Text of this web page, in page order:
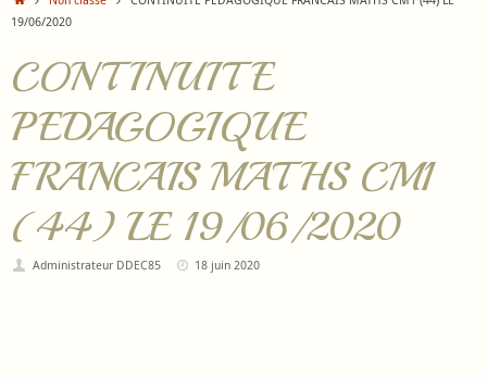
19/06/2020
CONTINUITE
PEDAGOGIQUE
FRANCAIS MATHS CM1
(44) LE 19/06/2020
Administrateur DDEC85 18 juin 2020